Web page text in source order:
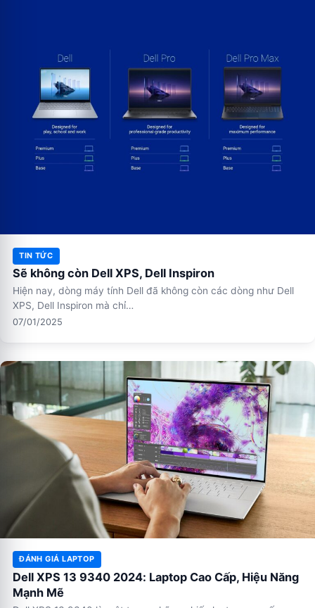
TIN TỨC
Sẽ không còn Dell XPS, Dell Inspiron
Hiện nay, dòng máy tính Dell đã không còn các dòng như Dell
XPS, Dell Inspiron mà chỉ…
07/01/2025
ĐÁNH GIÁ LAPTOP
Dell XPS 13 9340 2024: Laptop Cao Cấp, Hiệu Năng
Mạnh Mẽ